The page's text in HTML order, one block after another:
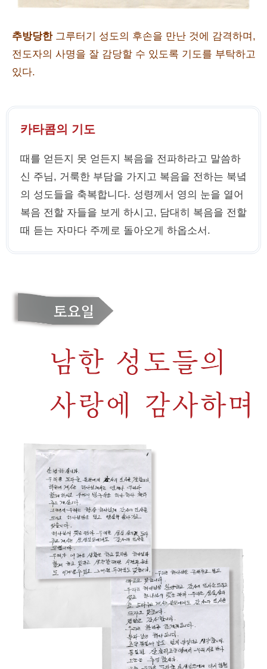
추방당한그루터기 성도의 후손을 만난 것에 감격하며,
전도자의 사명을 잘 감당할 수 있도록 기도를 부탁하고
있다.
카타콤의 기도
때를 얻든지 못 얻든지 복음을 전파하라고 말씀하
신 주님, 거룩한 부담을 가지고 복음을 전하는 북녘
의 성도들을 축복합니다. 성령께서 영의 눈을 열어
복음 전할 자들을 보게 하시고, 담대히 복음을 전할
때 듣는 자마다 주께로 돌아오게 하옵소서.